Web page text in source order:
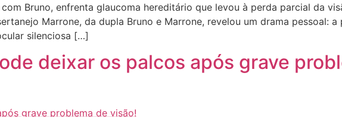
Bruno, enfrenta glaucoma hereditário que levou à perda parcial da
Marrone, da dupla Bruno e Marrone, revelou um drama pessoal: a
silenciosa […]
deixar os palcos após grave